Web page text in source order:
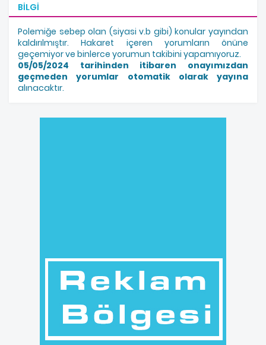
BILGI
Polemiğe sebep olan (siyasi v.b gibi) konular yayından
kaldırılmıştır. Hakaret içeren yorumların önüne
geçemiyor ve binlerce yorumun takibini yapamıyoruz.
05/05/2024 tarihinden itibaren onayımızdan
geçmeden yorumlar otomatik olarak yayına
alınacaktır.